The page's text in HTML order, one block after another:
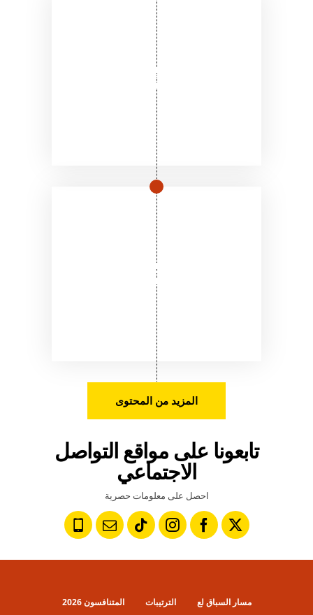
المزيد من المحتوى
تابعونا على مواقع التواصل
الاجتماعي
احصل على معلومات حصرية
مسار السباق لع الترتيبات المتنافسون 2026